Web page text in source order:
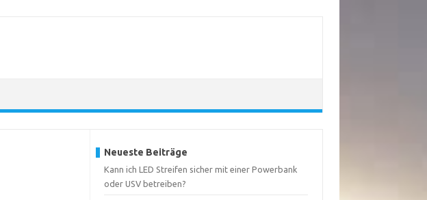
Neueste Beiträge
Kann ich LED Streifen sicher mit einer Powerbank
oder USV betreiben?